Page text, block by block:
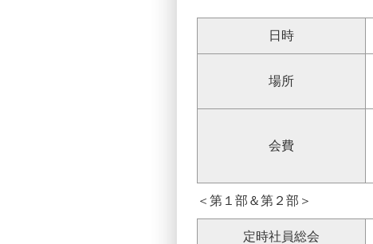
日時
場所
会費
＜第１部＆第２部＞
定時社員総会